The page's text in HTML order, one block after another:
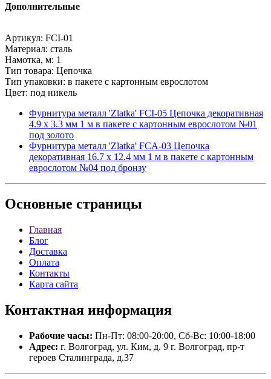
Дополнительные
Артикул: FCI-01
Материал: сталь
Намотка, м: 1
Тип товара: Цепочка
Тип упаковки: в пакете с картонным еврослотом
Цвет: под никель
Фурнитура металл 'Zlatka' FCI-05 Цепочка декоративная
4.9 x 3.3 мм 1 м в пакете с картонным еврослотом №01
под золото
Фурнитура металл 'Zlatka' FCA-03 Цепочка
декоративная 16.7 x 12.4 мм 1 м в пакете с картонным
еврослотом №04 под бронзу
Основные страницы
Главная
Блог
Доставка
Оплата
Контакты
Карта сайта
Контактная информация
Рабочие часы: Пн-Пт: 08:00-20:00, Сб-Вс: 10:00-18:00
Адрес: г. Волгоград, ул. Ким, д. 9 г. Волгоград, пр-т
героев Сталинграда, д.37